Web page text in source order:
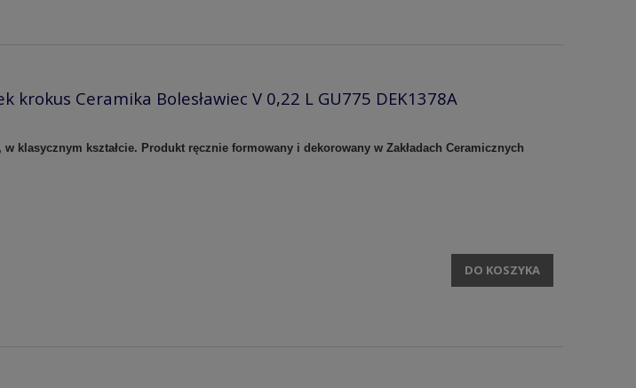
krokus Ceramika Bolesławiec V 0,22 L GU775 DEK1378A
klasycznym kształcie. Produkt ręcznie formowany i dekorowany w Zakładach Ceramicznych
DO KOSZYKA